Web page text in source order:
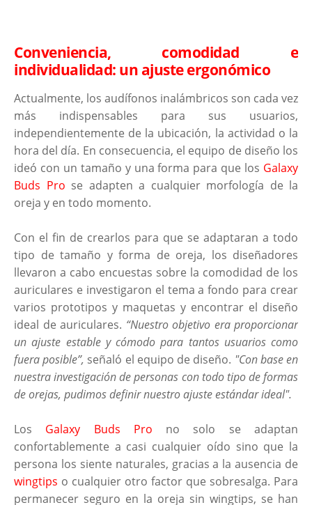
Conveniencia, comodidad e
individualidad: un ajuste ergonómico
Actualmente, los audífonos inalámbricos son cada vez
más indispensables para sus usuarios,
independientemente de la ubicación, la actividad o la
hora del día. En consecuencia, el equipo de diseño los
ideó con un tamaño y una forma para que los Galaxy
Buds Pro se adapten a cualquier morfología de la
oreja y en todo momento.
Con el fin de crearlos para que se adaptaran a todo
tipo de tamaño y forma de oreja, los diseñadores
llevaron a cabo encuestas sobre la comodidad de los
auriculares e investigaron el tema a fondo para crear
varios prototipos y maquetas y encontrar el diseño
ideal de auriculares. “Nuestro objetivo era proporcionar
un ajuste estable y cómodo para tantos usuarios como
fuera posible”, señaló el equipo de diseño. "Con base en
nuestra investigación de personas con todo tipo de formas
de orejas, pudimos definir nuestro ajuste estándar ideal".
Los Galaxy Buds Pro no solo se adaptan
confortablemente a casi cualquier oído sino que la
persona los siente naturales, gracias a la ausencia de
wingtips o cualquier otro factor que sobresalga. Para
permanecer seguro en la oreja sin wingtips, se han